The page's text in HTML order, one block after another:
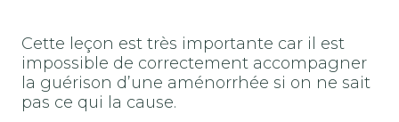
Cette leçon est très importante car il est
impossible de correctement accompagner
la guérison d’une aménorrhée si on ne sait
pas ce qui la cause.